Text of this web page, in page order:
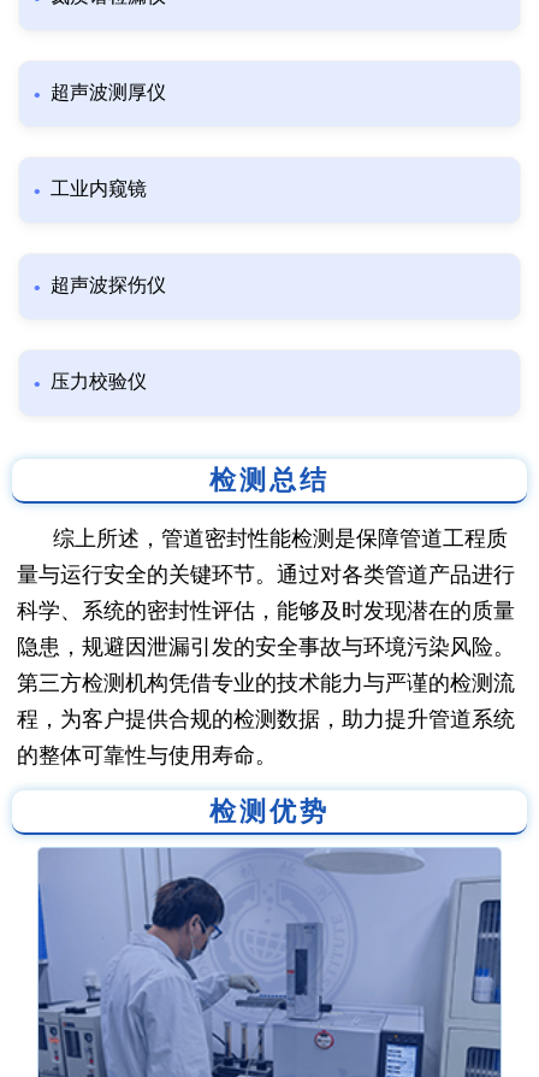
超声波测厚仪
工业内窥镜
超声波探伤仪
压力校验仪
检测总结
综上所述，管道密封性能检测是保障管道工程质
量与运行安全的关键环节。通过对各类管道产品进行
科学、系统的密封性评估，能够及时发现潜在的质量
隐患，规避因泄漏引发的安全事故与环境污染风险。
第三方检测机构凭借专业的技术能力与严谨的检测流
程，为客户提供合规的检测数据，助力提升管道系统
的整体可靠性与使用寿命。
检测优势